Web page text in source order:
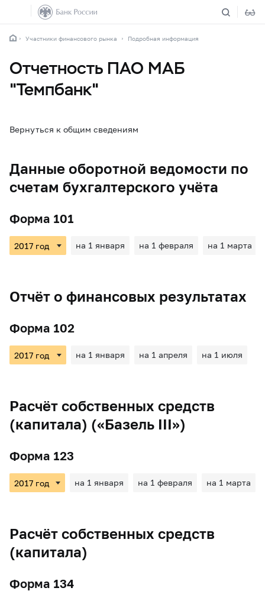
Участники финансового рынка Подробная информация
Отчетность ПАО МАБ
"Темпбанк"
Вернуться к общим сведениям
Данные оборотной ведомости по
счетам бухгалтерского учёта
Форма 101
на 1 января на 1 февраля на 1 марта
Отчёт о финансовых результатах
Форма 102
на 1 января на 1 апреля на 1 июля
Расчёт собственных средств
(капитала) («Базель III»)
Форма 123
на 1 января на 1 февраля на 1 марта
Расчёт собственных средств
(капитала)
Форма 134